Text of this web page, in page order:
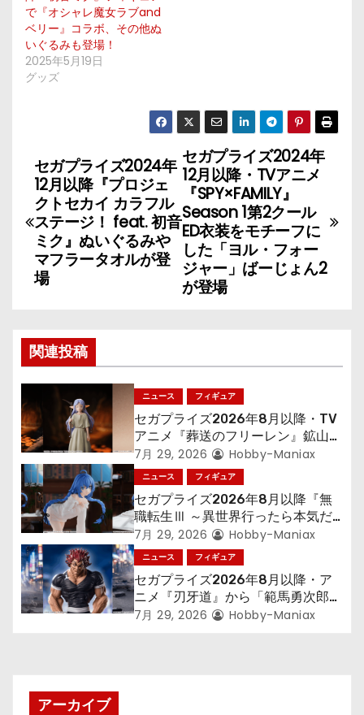
で『オシャレ魔女ラブand
ベリー』コラボ、その他ぬ
いぐるみも登場！
2025年5月19日
グッズ
投
稿
ナ
ビ
ー
シ
ョ
ン
セガプライズ2024年
12月以降・TVアニメ
『SPY×FAMILY』
Season 1第2クール
ED衣装をモチーフに
した「ヨル・フォー
ジャー」ばーじょん2
が登場
セガプライズ2024年
12月以降『プロジェ
クトセカイ カラフル
ステージ！ feat. 初音
ミク』ぬいぐるみや
マフラータオルが登
場
関連投稿
ニュース フィギュア
セガプライズ2026年8月以降・TV
アニメ『葬送のフリーレン』鉱山で
300年働くことになっっちゃった
「フリーレン」を立体化！
7月 29, 2026 Hobby-Maniax
ニュース フィギュア
セガプライズ2026年8月以降『無
職転生Ⅲ ～異世界行ったら本気だ
す～』から「ロキシー」のフィギュ
アが登場！
7月 29, 2026 Hobby-Maniax
ニュース フィギュア
セガプライズ2026年8月以降・ア
ニメ『刃牙道』から「範馬勇次郎」
が登場ッッ!!
7月 29, 2026 Hobby-Maniax
アーカイブ